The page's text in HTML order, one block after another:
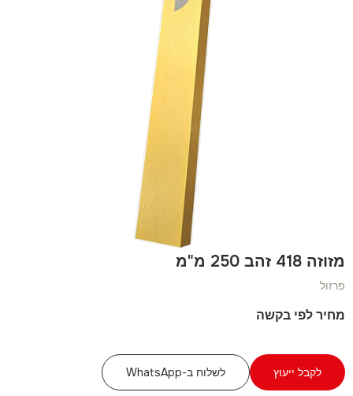
מזוזה 418 זהב 250 מ"מ
פרזול
מחיר לפי בקשה
לקבל ייעוץ לשלוח ב-WhatsApp